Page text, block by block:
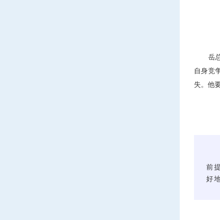
岳总
自身竞
失。他
前
好